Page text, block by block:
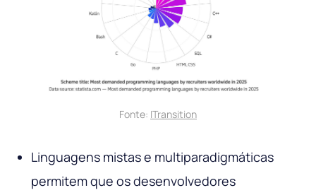
Fonte: ITransition
Linguagens mistas e multiparadigmáticas
permitem que os desenvolvedores